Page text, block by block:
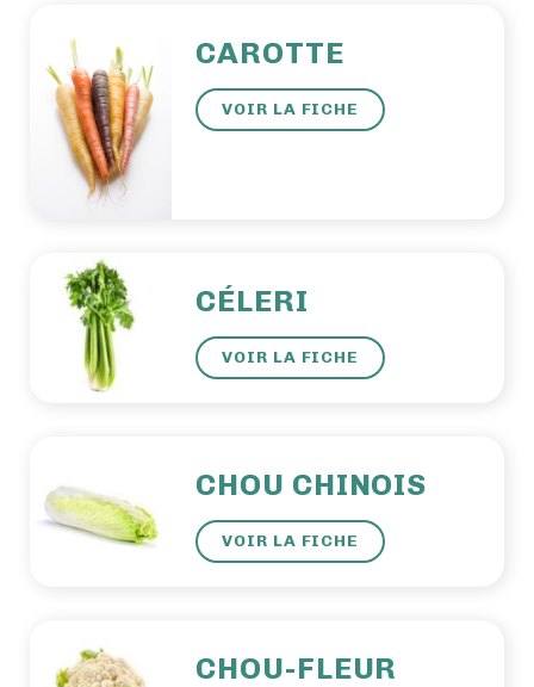
CAROTTE
VOIR LA FICHE
CÉLERI
VOIR LA FICHE
CHOU CHINOIS
VOIR LA FICHE
CHOU-FLEUR